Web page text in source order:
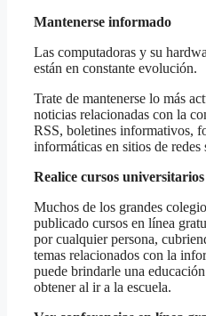
Mantenerse informado
Las computadoras y su
están en constante evolución.
Trate de mantenerse lo más
noticias relacionadas con la
RSS, boletines informativos,
informáticas en sitios de
Realice cursos
Muchos de los grandes
publicado cursos en línea
por cualquier persona,
temas relacionados con la
puede brindarle una
obtener al ir a la escuela.